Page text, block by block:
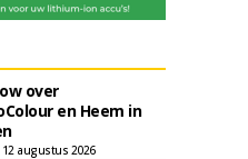
over
en Heem in
augustus 2026